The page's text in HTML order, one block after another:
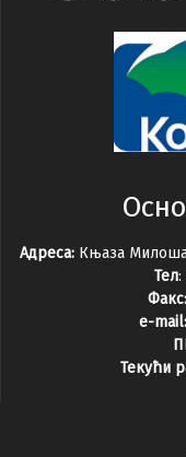
Адреса: Књаза
Тел:
Факс:
e-mail:
Текући